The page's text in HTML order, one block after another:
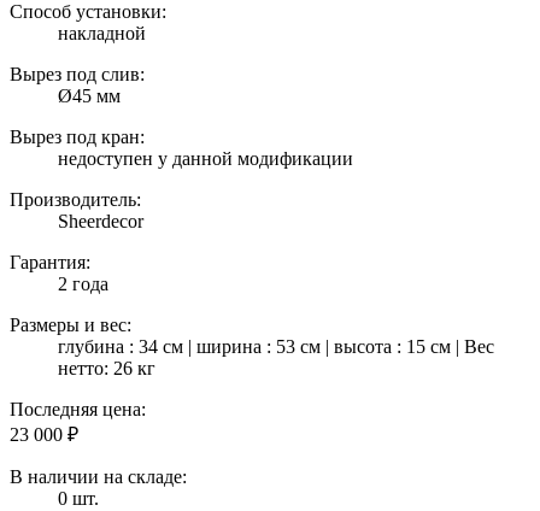
Способ установки:
накладной
Вырез под слив:
Ø45 мм
Вырез под кран:
недоступен у данной модификации
Производитель:
Sheerdecor
Гарантия:
2 года
Размеры и вес:
глубина : 34 см | ширина : 53 см | высота : 15 см | Вес
нетто: 26 кг
Последняя цена:
23 000 ₽
В наличии на складе:
0 шт.